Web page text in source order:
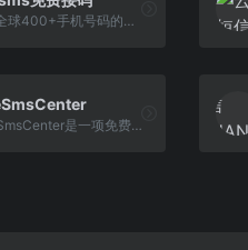
拥有全球400+手机号码的免费在线接码平台,提供隐私小号,一次性匿名手机短信验证码在线代接收发服务,不用购买手机卡,直接可使用的虚拟云短信.用于临时注册国内外网站,APP用户,保护个人信息不被泄露.提供国家包括(中国内地/大陆/香港/台湾,美国,英国,缅甸,韩国,日本)
FreeSmsCenter是一项免费服务，可以在任何网站上接收带有真实号码的在线短信，无需注册，也无需使用您的个人电话号码。